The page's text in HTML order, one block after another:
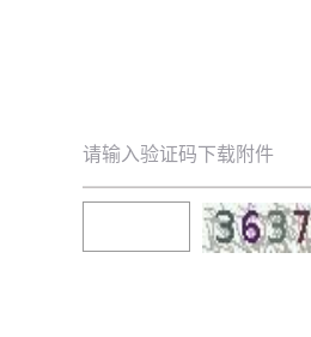
请输入验证码下载附件